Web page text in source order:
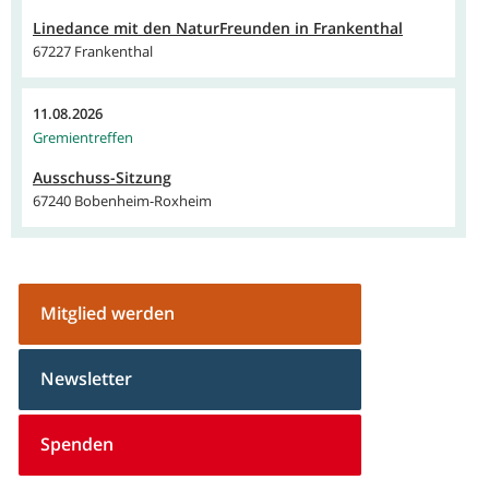
Linedance mit den NaturFreunden in Frankenthal
67227 Frankenthal
11.08.2026
Gremientreffen
Ausschuss-Sitzung
67240 Bobenheim-Roxheim
Mitglied werden
Newsletter
Spenden